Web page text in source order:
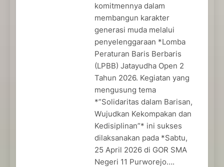
komitmennya dalam
membangun karakter
generasi muda melalui
penyelenggaraan *Lomba
Peraturan Baris Berbaris
(LPBB) Jatayudha Open 2
Tahun 2026. Kegiatan yang
mengusung tema
*”Solidaritas dalam Barisan,
Wujudkan Kekompakan dan
Kedisiplinan”* ini sukses
dilaksanakan pada *Sabtu,
25 April 2026 di GOR SMA
Negeri 11 Purworejo….